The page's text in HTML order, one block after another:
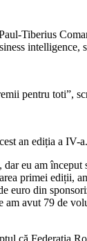
Tiberius
pentru toti”,
an ediția a IV-a.
eu am început
primei ediții,
din
avut 79 de
că Federația